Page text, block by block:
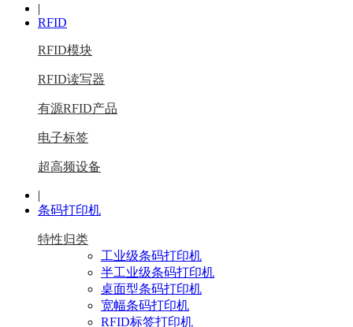
|
RFID
RFID模块
RFID读写器
有源RFID产品
电子标签
超高频设备
|
条码打印机
特性归类
工业级条码打印机
半工业级条码打印机
桌面型条码打印机
宽幅条码打印机
RFID标签打印机